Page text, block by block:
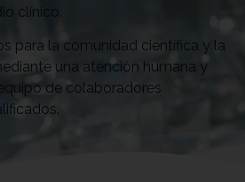
clínico.
para la comunidad científica y la
una atención humana y
de colaboradores